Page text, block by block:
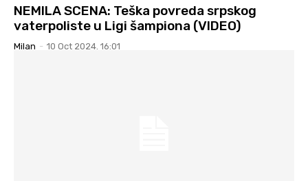
NEMILA SCENA: Teška povreda srpskog
vaterpoliste u Ligi šampiona (VIDEO)
Milan - 10 Oct 2024. 16:01